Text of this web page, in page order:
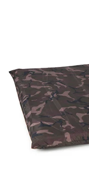
DELPHIN
S OTVOREM